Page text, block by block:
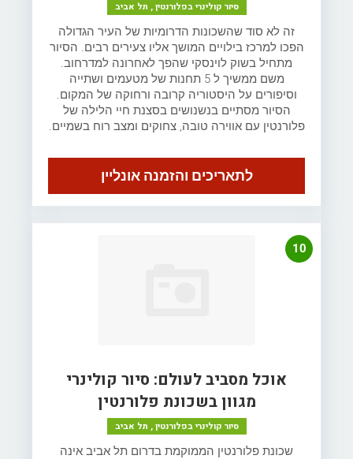
סיור קולינרי בפלורנטין , תל אביב
זה לא סוד שהשכונות הדרומיות של העיר הגדולה
הפכו למרכז בילויים המושך אליו צעירים רבים. הסיור
מתחיל בשוק לוינסקי שהפך לאחרונה למדרחוב.
משם ממשיך ל 5 תחנות של מטעמים ושתייה
וסיפורים על היסטוריה קרובה ורחוקה של המקום.
הסיור מסתיים בנשנושים בסצנת חיי הלילה של
פלורנטין עם אווירה טובה, צחוקים ומצב רוח בשמיים.
לתאריכים והזמנה אונליין
10
אוכל מסביב לעולם: סיור קולינרי
מגוון בשכונת פלורנטין
סיור קולינרי בפלורנטין , תל אביב
שכונת פלורנטין הממוקמת בדרום תל אביב אינה